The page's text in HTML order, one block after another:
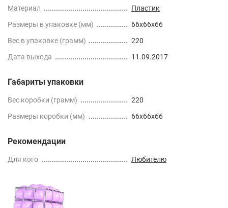
Материал
Пластик
Размеры в упаковке (мм)
66x66x66
Вес в упаковке (грамм)
220
Дата выхода
11.09.2017
Габариты упаковки
Вес коробки (грамм)
220
Размеры коробки (мм)
66x66x66
Рекомендации
Для кого Любителю